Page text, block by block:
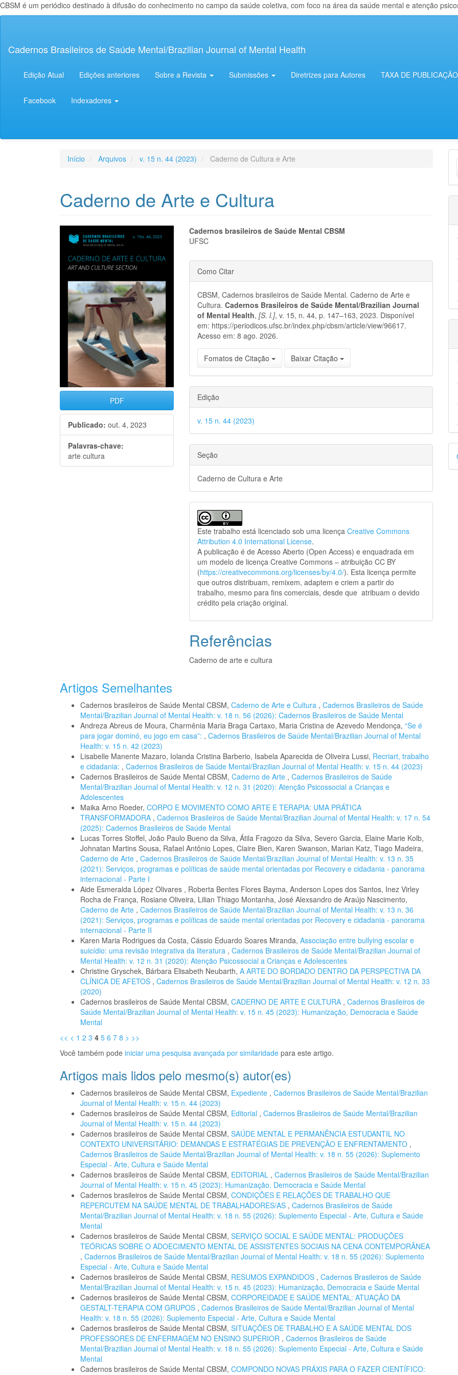
CBSM é um periódico destinado à difusão do conhecimento no campo da saúde coletiva, com foco na área da saúde mental e atenção
principal
Lateral
Cadernos Brasileiros de Saúde Mental/Brazilian Journal of Mental Health
Edição Atual Edições anteriores Sobre a Revista Submissões Diretrizes para Autores TAXA DE PUBLICAÇÃO
Facebook Indexadores
Início Arquivos v. 15 n. 44 (2023) Caderno de Cultura e Arte
Caderno de Arte e Cultura
Barra
lateral
de
artigos
PDF
Publicado: out. 4, 2023
Palavras-chave:
arte cultura
Conteúdo
artigo
principal
Cadernos brasileiros de Saúde Mental CBSM
UFSC
Detalhes
do
artigo
Como Citar
CBSM, Cadernos brasileiros de Saúde Mental. Caderno de Arte e
Cultura.Cadernos Brasileiros de Saúde Mental/Brazilian Journal
of Mental Health,[S. l.], v. 15, n. 44, p. 147–163, 2023. Disponível
em: https://periodicos.ufsc.br/index.php/cbsm/article/view/96617.
Acesso em: 8 ago. 2026.
Fomatos de Citação Baixar Citação
Edição
v. 15 n. 44 (2023)
Seção
Caderno de Cultura e Arte
Este trabalho está licenciado sob uma licençaCreative Commons
Attribution 4.0 International License.
A publicação é de Acesso Aberto (Open Access) e enquadrada em
um modelo de licença Creative Commons – atribuição CC BY
(https://creativecommons.org/licenses/by/4.0/). Esta licença permite
que outros distribuam, remixem, adaptem e criem a partir do
trabalho, mesmo para fins comerciais, desde que atribuam o devido
crédito pela criação original.
Referências
Caderno de arte e cultura
Artigos Semelhantes
Cadernos brasileiros de Saúde Mental CBSM, Caderno de Arte e Cultura , Cadernos Brasileiros de Saúde
Mental/Brazilian Journal of Mental Health: v. 18 n. 56 (2026): Cadernos Brasileiros de Saúde Mental
Andreza Abreus de Moura, Charmênia Maria Braga Cartaxo, Maria Cristina de Azevedo Mendonça, “Se é
para jogar dominó, eu jogo em casa”: , Cadernos Brasileiros de Saúde Mental/Brazilian Journal of Mental
Health: v. 15 n. 42 (2023)
Lisabelle Manente Mazaro, Iolanda Cristina Barberio, Isabela Aparecida de Oliveira Lussi, Recriart, trabalho
e cidadania: , Cadernos Brasileiros de Saúde Mental/Brazilian Journal of Mental Health: v. 15 n. 44 (2023)
Cadernos Brasileiros de Saúde Mental CBSM, Caderno de Arte , Cadernos Brasileiros de Saúde
Mental/Brazilian Journal of Mental Health: v. 12 n. 31 (2020): Atenção Psicossocial a Crianças e
Adolescentes
Maika Arno Roeder, CORPO E MOVIMENTO COMO ARTE E TERAPIA: UMA PRÁTICA
TRANSFORMADORA , Cadernos Brasileiros de Saúde Mental/Brazilian Journal of Mental Health: v. 17 n. 54
(2025): Cadernos Brasileiros de Saúde Mental
Lucas Torres Stoffel, João Paulo Bueno da Silva, Átila Fragozo da Silva, Severo Garcia, Elaine Marie Kolb,
Johnatan Martins Sousa, Rafael Antônio Lopes, Claire Bien, Karen Swanson, Marian Katz, Tiago Madeira,
Caderno de Arte , Cadernos Brasileiros de Saúde Mental/Brazilian Journal of Mental Health: v. 13 n. 35
(2021): Serviços, programas e políticas de saúde mental orientadas por Recovery e cidadania - panorama
internacional - Parte I
Aide Esmeralda López Olivares , Roberta Bentes Flores Bayma, Anderson Lopes dos Santos, Inez Virley
Rocha de França, Rosiane Oliveira, Lilian Thiago Montanha, José Alexsandro de Araújo Nascimento,
Caderno de Arte , Cadernos Brasileiros de Saúde Mental/Brazilian Journal of Mental Health: v. 13 n. 36
(2021): Serviços, programas e políticas de saúde mental orientadas por Recovery e cidadania - panorama
internacional - Parte II
Karen Maria Rodrigues da Costa, Cássio Eduardo Soares Miranda, Associação entre bullying escolar e
suicídio: uma revisão integrativa da literatura , Cadernos Brasileiros de Saúde Mental/Brazilian Journal of
Mental Health: v. 12 n. 31 (2020): Atenção Psicossocial a Crianças e Adolescentes
Christine Gryschek, Bárbara Elisabeth Neubarth, A ARTE DO BORDADO DENTRO DA PERSPECTIVA DA
CLÍNICA DE AFETOS , Cadernos Brasileiros de Saúde Mental/Brazilian Journal of Mental Health: v. 12 n. 33
(2020)
Cadernos brasileiros de Saúde Mental CBSM, CADERNO DE ARTE E CULTURA , Cadernos Brasileiros de
Saúde Mental/Brazilian Journal of Mental Health: v. 15 n. 45 (2023): Humanização, Democracia e Saúde
Mental
<< < 1 2 3 4 5 6 7 8 > >>
Você também pode iniciar uma pesquisa avançada por similaridade para este artigo.
Artigos mais lidos pelo mesmo(s) autor(es)
Cadernos brasileiros de Saúde Mental CBSM, Expediente , Cadernos Brasileiros de Saúde Mental/Brazilian
Journal of Mental Health: v. 15 n. 44 (2023)
Cadernos brasileiros de Saúde Mental CBSM, Editorial , Cadernos Brasileiros de Saúde Mental/Brazilian
Journal of Mental Health: v. 15 n. 44 (2023)
Cadernos brasileiros de Saúde Mental CBSM, SAÚDE MENTAL E PERMANÊNCIA ESTUDANTIL NO
CONTEXTO UNIVERSITÁRIO: DEMANDAS E ESTRATÉGIAS DE PREVENÇÃO E ENFRENTAMENTO ,
Cadernos Brasileiros de Saúde Mental/Brazilian Journal of Mental Health: v. 18 n. 55 (2026): Suplemento
Especial - Arte, Cultura e Saúde Mental
Cadernos brasileiros de Saúde Mental CBSM, EDITORIAL , Cadernos Brasileiros de Saúde Mental/Brazilian
Journal of Mental Health: v. 15 n. 45 (2023): Humanização, Democracia e Saúde Mental
Cadernos brasileiros de Saúde Mental CBSM, CONDIÇÕES E RELAÇÕES DE TRABALHO QUE
REPERCUTEM NA SAÚDE MENTAL DE TRABALHADORES/AS , Cadernos Brasileiros de Saúde
Mental/Brazilian Journal of Mental Health: v. 18 n. 55 (2026): Suplemento Especial - Arte, Cultura e Saúde
Mental
Cadernos brasileiros de Saúde Mental CBSM, SERVIÇO SOCIAL E SAÚDE MENTAL: PRODUÇÕES
TEÓRICAS SOBRE O ADOECIMENTO MENTAL DE ASSISTENTES SOCIAIS NA CENA CONTEMPORÂNEA
, Cadernos Brasileiros de Saúde Mental/Brazilian Journal of Mental Health: v. 18 n. 55 (2026): Suplemento
Especial - Arte, Cultura e Saúde Mental
Cadernos brasileiros de Saúde Mental CBSM, RESUMOS EXPANDIDOS , Cadernos Brasileiros de Saúde
Mental/Brazilian Journal of Mental Health: v. 15 n. 45 (2023): Humanização, Democracia e Saúde Mental
Cadernos brasileiros de Saúde Mental CBSM, CORPOREIDADE E SAÚDE MENTAL: ATUAÇÃO DA
GESTALT-TERAPIA COM GRUPOS , Cadernos Brasileiros de Saúde Mental/Brazilian Journal of Mental
Health: v. 18 n. 55 (2026): Suplemento Especial - Arte, Cultura e Saúde Mental
Cadernos brasileiros de Saúde Mental CBSM, SITUAÇÕES DE TRABALHO E A SAÚDE MENTAL DOS
PROFESSORES DE ENFERMAGEM NO ENSINO SUPERIOR , Cadernos Brasileiros de Saúde
Mental/Brazilian Journal of Mental Health: v. 18 n. 55 (2026): Suplemento Especial - Arte, Cultura e Saúde
Mental
Cadernos brasileiros de Saúde Mental CBSM, COMPONDO NOVAS PRÁXIS PARA O FAZER CIENTÍFICO: